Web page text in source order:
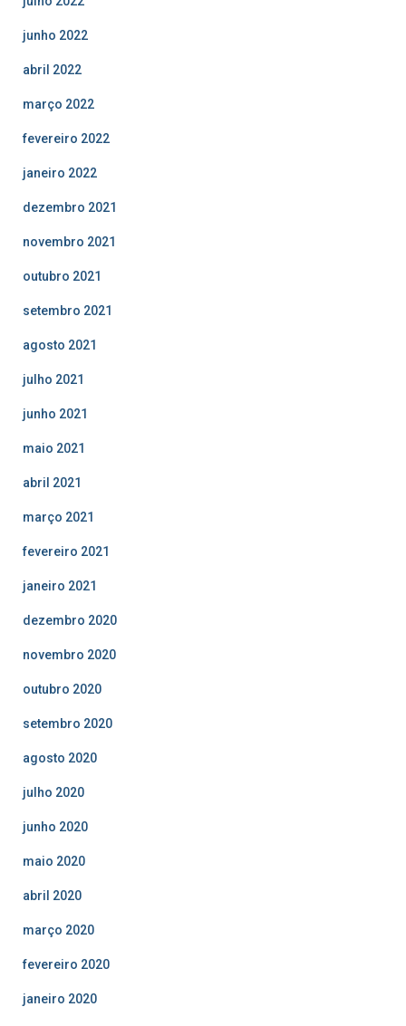
junho 2022
abril 2022
março 2022
fevereiro 2022
janeiro 2022
dezembro 2021
novembro 2021
outubro 2021
setembro 2021
agosto 2021
julho 2021
junho 2021
maio 2021
abril 2021
março 2021
fevereiro 2021
janeiro 2021
dezembro 2020
novembro 2020
outubro 2020
setembro 2020
agosto 2020
julho 2020
junho 2020
maio 2020
abril 2020
março 2020
fevereiro 2020
janeiro 2020